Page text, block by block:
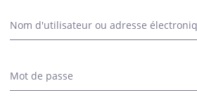
Nom d'utilisateur ou adresse
Mot de passe